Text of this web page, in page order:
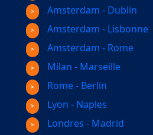
Amsterdam - Dublin
Amsterdam - Lisbonne
Amsterdam - Rome
Milan - Marseille
Rome - Berlin
Lyon - Naples
Londres - Madrid